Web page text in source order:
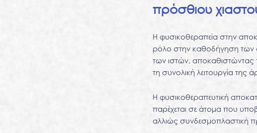
πρόσθιου
Η φυσικοθεραπεία στην
ρόλο στην καθοδήγηση των
των ιστών, αποκαθιστώντας
τη συνολική λειτουργία της
Η φυσικοθεραπευτική
παρέχεται σε άτομα που
αλλιώς συνδεσμοπλαστική